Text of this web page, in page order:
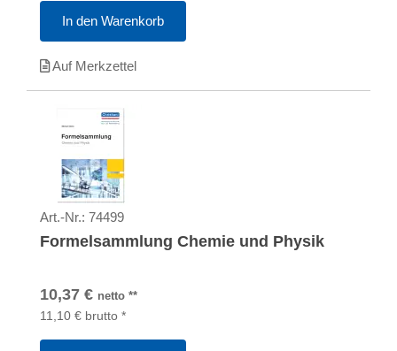
In den Warenkorb
Auf Merkzettel
Art.-Nr.: 74499
Formelsammlung Chemie und Physik
10,37 € netto **
11,10 € brutto *